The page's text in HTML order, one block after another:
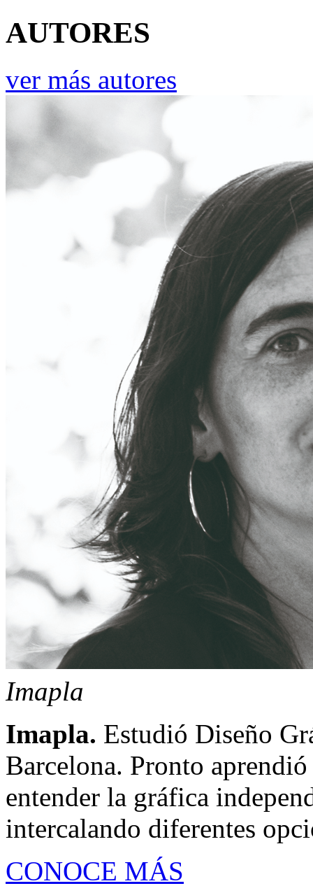
AUTORES
ver más autores
Imapla
Imapla. Estudió Diseño
Barcelona. Pronto
entender la gráfica
intercalando diferentes
CONOCE MÁS